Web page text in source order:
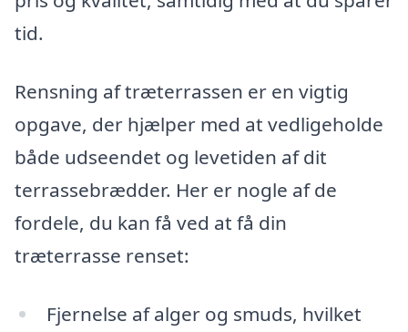
tid.
Rensning af træterrassen er en vigtig
opgave, der hjælper med at vedligeholde
både udseendet og levetiden af dit
terrassebrædder. Her er nogle af de
fordele, du kan få ved at få din
træterrasse renset:
Fjernelse af alger og smuds, hvilket